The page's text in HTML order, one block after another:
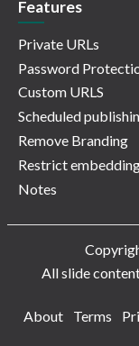
Features
Private URLs
Password
Custom URLS
Scheduled
Remove Branding
Restrict
Notes
All slide
About
Terms